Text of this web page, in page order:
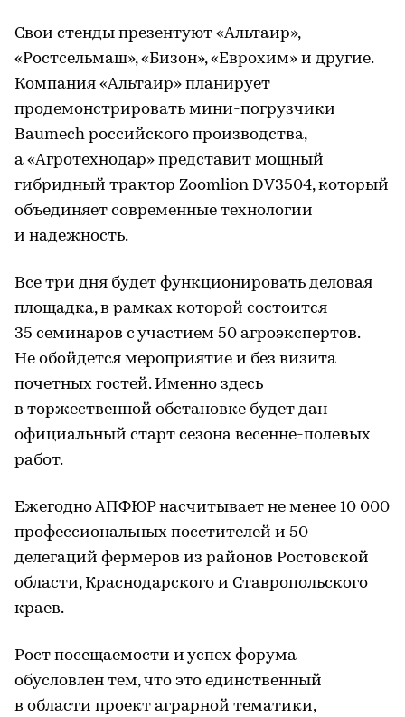
Свои стенды презентуют «Альтаир»,
«Ростсельмаш», «Бизон», «Еврохим» и другие.
Компания «Альтаир» планирует
продемонстрировать мини-погрузчики
Baumech российского производства,
а «Агротехнодар» представит мощный
гибридный трактор Zoomlion DV3504, который
объединяет современные технологии
и надежность.
Все три дня будет функционировать деловая
площадка, в рамках которой состоится
35 семинаров с участием 50 агроэкспертов.
Не обойдется мероприятие и без визита
почетных гостей. Именно здесь
в торжественной обстановке будет дан
официальный старт сезона весенне-полевых
работ.
Ежегодно АПФЮР насчитывает не менее 10 000
профессиональных посетителей и 50
делегаций фермеров из районов Ростовской
области, Краснодарского и Ставропольского
краев.
Рост посещаемости и успех форума
обусловлен тем, что это единственный
в области проект аграрной тематики,